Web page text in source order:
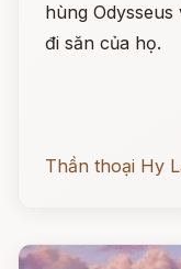
hùng
đi săn của họ.
Thần thoại Hy